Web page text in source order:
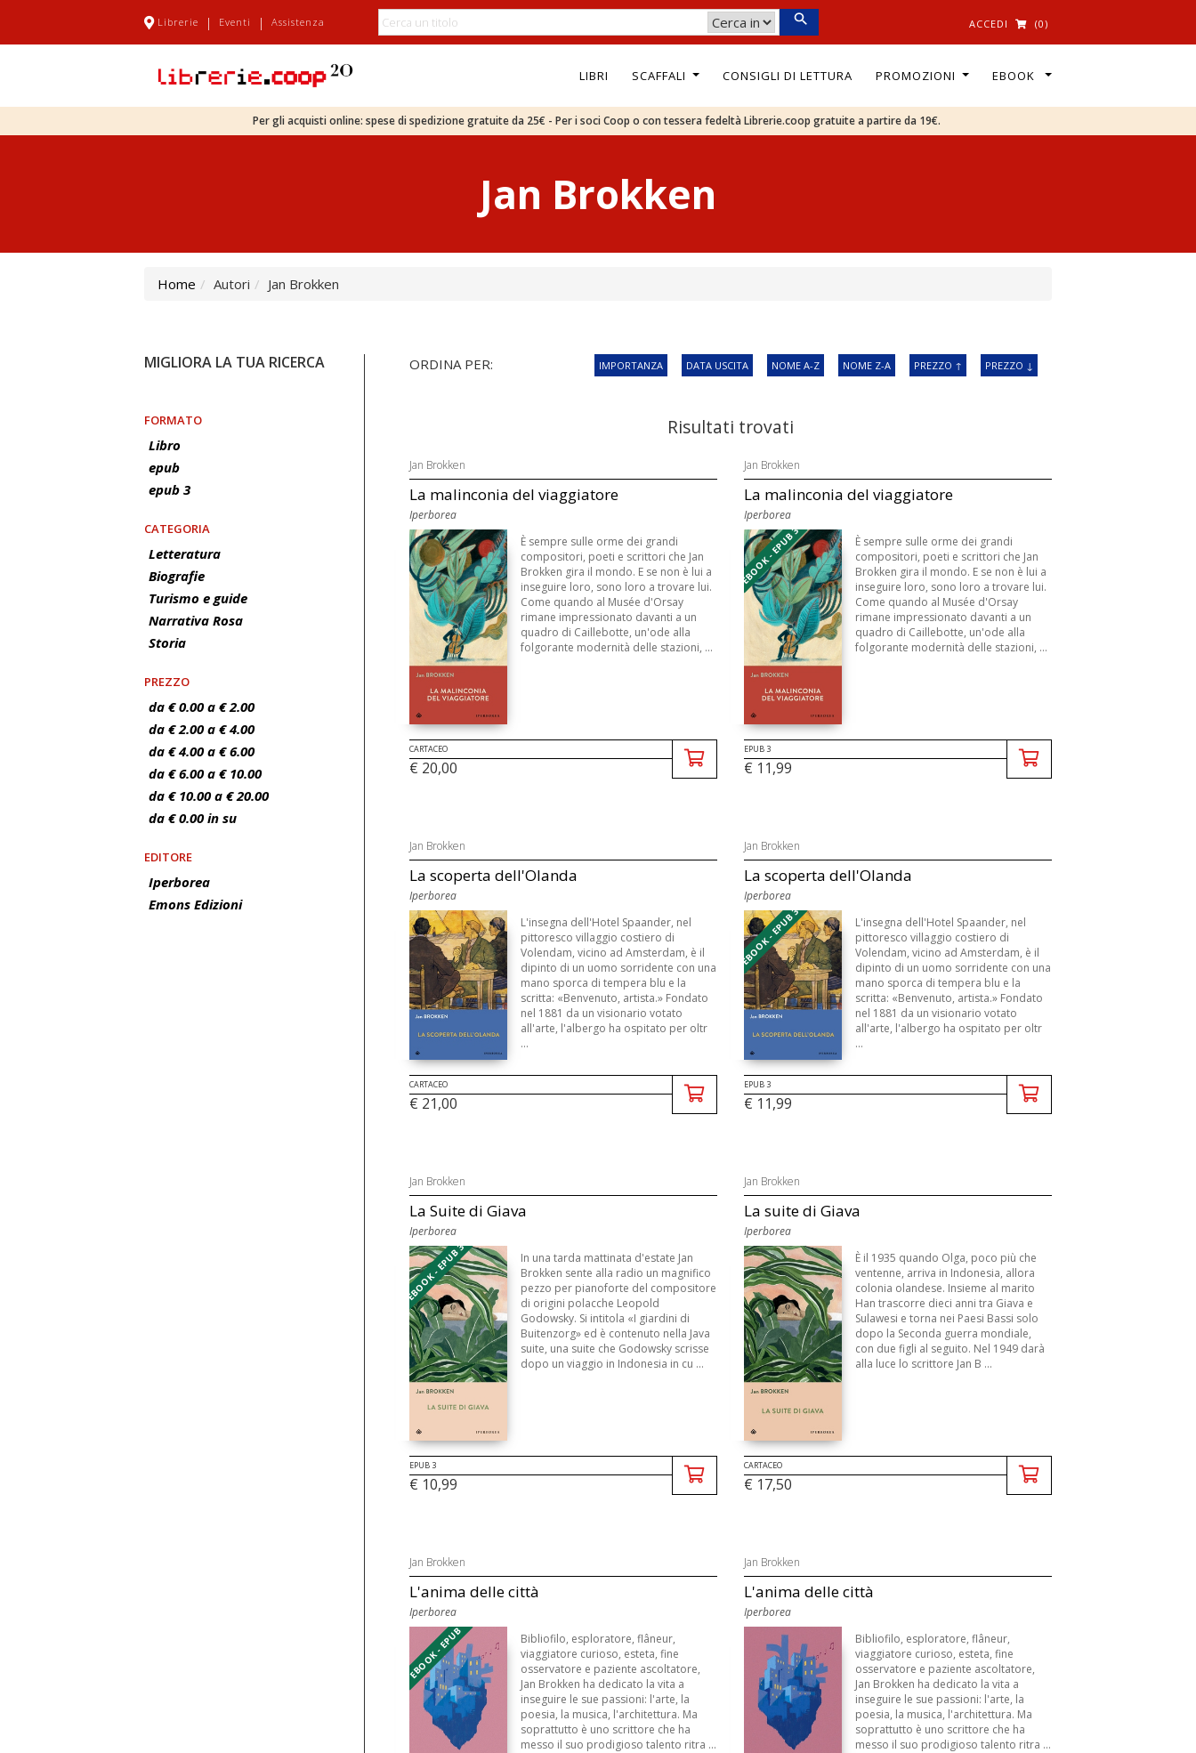
Librerie | Eventi | Assistenza ACCEDI (0)
LIBRI SCAFFALI CONSIGLI DI LETTURA PROMOZIONI EBOOK
Per gli acquisti online: spese di spedizione gratuite da 25€ - Per i soci Coop o con tessera fedeltà Librerie.coop gratuite a partire da 19€.
Jan Brokken
Home Autori Jan Brokken
MIGLIORA LA TUA RICERCA
FORMATO
Libro
epub
epub 3
CATEGORIA
Letteratura
Biografie
Turismo e guide
Narrativa Rosa
Storia
PREZZO
da € 0.00 a € 2.00
da € 2.00 a € 4.00
da € 4.00 a € 6.00
da € 6.00 a € 10.00
da € 10.00 a € 20.00
da € 0.00 in su
EDITORE
Iperborea
Emons Edizioni
ORDINA PER: IMPORTANZA DATA USCITA NOME A-Z NOME Z-A PREZZO ↑ PREZZO ↓
Risultati trovati
Jan Brokken
La malinconia del viaggiatore
Iperborea
È sempre sulle orme dei grandi
compositori, poeti e scrittori che Jan
Brokken gira il mondo. E se non è lui a
inseguire loro, sono loro a trovare lui.
Come quando al Musée d'Orsay
rimane impressionato davanti a un
quadro di Caillebotte, un'ode alla
folgorante modernità delle stazioni, ...
CARTACEO
€ 20,00
Jan Brokken
La malinconia del viaggiatore
Iperborea
EBOOK - EPUB 3
È sempre sulle orme dei grandi
compositori, poeti e scrittori che Jan
Brokken gira il mondo. E se non è lui a
inseguire loro, sono loro a trovare lui.
Come quando al Musée d'Orsay
rimane impressionato davanti a un
quadro di Caillebotte, un'ode alla
folgorante modernità delle stazioni, ...
EPUB 3
€ 11,99
Jan Brokken
La scoperta dell'Olanda
Iperborea
L'insegna dell'Hotel Spaander, nel
pittoresco villaggio costiero di
Volendam, vicino ad Amsterdam, è il
dipinto di un uomo sorridente con una
mano sporca di tempera blu e la
scritta: «Benvenuto, artista.» Fondato
nel 1881 da un visionario votato
all'arte, l'albergo ha ospitato per oltr
...
CARTACEO
€ 21,00
Jan Brokken
La scoperta dell'Olanda
Iperborea
EBOOK - EPUB 3
L'insegna dell'Hotel Spaander, nel
pittoresco villaggio costiero di
Volendam, vicino ad Amsterdam, è il
dipinto di un uomo sorridente con una
mano sporca di tempera blu e la
scritta: «Benvenuto, artista.» Fondato
nel 1881 da un visionario votato
all'arte, l'albergo ha ospitato per oltr
...
EPUB 3
€ 11,99
Jan Brokken
La Suite di Giava
Iperborea
EBOOK - EPUB 3
In una tarda mattinata d'estate Jan
Brokken sente alla radio un magnifico
pezzo per pianoforte del compositore
di origini polacche Leopold
Godowsky. Si intitola «I giardini di
Buitenzorg» ed è contenuto nella Java
suite, una suite che Godowsky scrisse
dopo un viaggio in Indonesia in cu ...
EPUB 3
€ 10,99
Jan Brokken
La suite di Giava
Iperborea
È il 1935 quando Olga, poco più che
ventenne, arriva in Indonesia, allora
colonia olandese. Insieme al marito
Han trascorre dieci anni tra Giava e
Sulawesi e torna nei Paesi Bassi solo
dopo la Seconda guerra mondiale,
con due figli al seguito. Nel 1949 darà
alla luce lo scrittore Jan B ...
CARTACEO
€ 17,50
Jan Brokken
L'anima delle città
Iperborea
EBOOK - EPUB
Bibliofilo, esploratore, flâneur,
viaggiatore curioso, esteta, fine
osservatore e paziente ascoltatore,
Jan Brokken ha dedicato la vita a
inseguire le sue passioni: l'arte, la
poesia, la musica, l'architettura. Ma
soprattutto è uno scrittore che ha
messo il suo prodigioso talento ritra ...
Jan Brokken
L'anima delle città
Iperborea
Bibliofilo, esploratore, flâneur,
viaggiatore curioso, esteta, fine
osservatore e paziente ascoltatore,
Jan Brokken ha dedicato la vita a
inseguire le sue passioni: l'arte, la
poesia, la musica, l'architettura. Ma
soprattutto è uno scrittore che ha
messo il suo prodigioso talento ritra ...